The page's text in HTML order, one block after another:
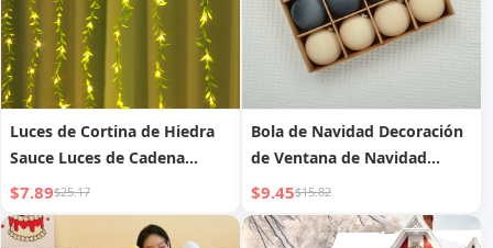
Luces de Cortina de Hiedra
Sauce Luces de Cadena
Decorativas de Pared para
Balcón
$7.89$25.17
Bola de Navidad Decoración
de Ventana de Navidad
Colgante de Árbol de
Navidad Bola de Navidad
Flock
$9.45$15.82